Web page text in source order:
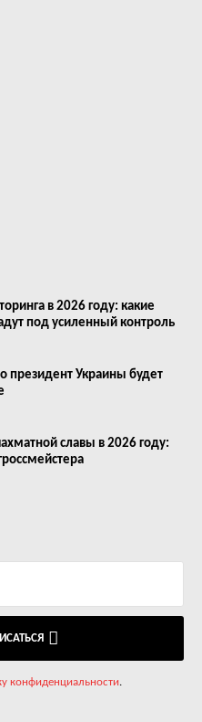
в 2026 году: какие
под усиленный контроль
президент Украины будет
славы в 2026 году:
конфиденциальности.